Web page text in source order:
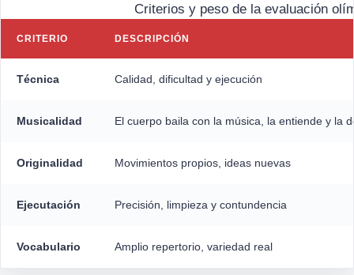
Criterios y peso de la evaluación
CRITERIO DESCRIPCIÓN
Técnica Calidad, dificultad y ejecución
Musicalidad El cuerpo baila con la música, la entiende y la
Originalidad Movimientos propios, ideas nuevas
Ejecutación Precisión, limpieza y contundencia
Vocabulario Amplio repertorio, variedad real